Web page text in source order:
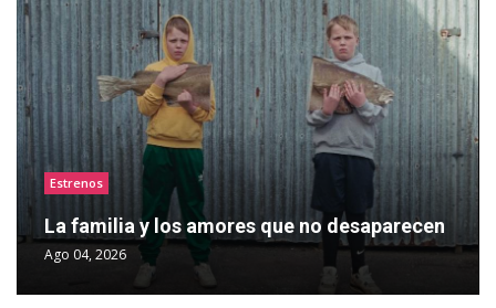
Estrenos
La familia y los amores que no desaparecen
Ago 04, 2026